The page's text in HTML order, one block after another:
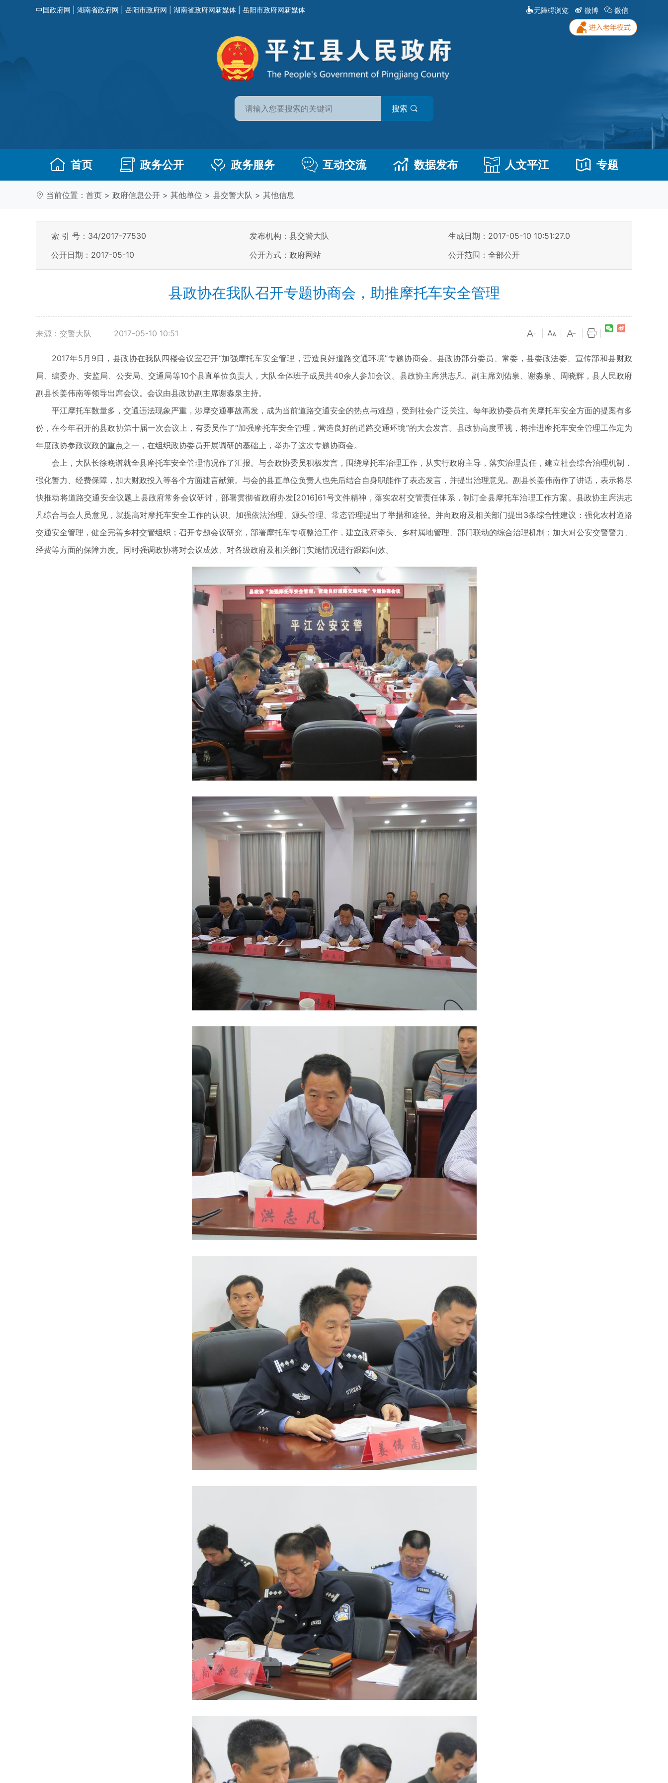
中国政府网 湖南省政府网 岳阳市政府网 湖南省政府网新媒体 岳阳市政府网新媒体 无障碍浏览 微博 微信
搜索
首页 政务公开 政务服务 互动交流 数据发布 人文平江 专题
当前位置： 首页 > 政府信息公开 > 其他单位 > 县交警大队 > 其他信息
索 引 号：34/2017-77530 发布机构：县交警大队
生成日期：2017-05-10 10:51:27.0
公开日期：2017-05-10
公开方式：政府网站 公开范围：全部公开
县政协在我队召开专题协商会，助推摩托车安全管理
来源：交警大队 2017-05-10 10:51
2017年5月9日，县政协在我队四楼会议室召开“加强摩托车安全管理，营造良好道路交通环境”专题协商会。县政协部分委员、常委，县委政法委、宣传部和县财政
局、编委办、安监局、公安局、交通局等10个县直单位负责人，大队全体班子成员共40余人参加会议。县政协主席洪志凡、副主席刘佑泉、谢淼泉、周晓辉，县人民政府
副县长姜伟南等领导出席会议。会议由县政协副主席谢淼泉主持。
平江摩托车数量多，交通违法现象严重，涉摩交通事故高发，成为当前道路交通安全的热点与难题，受到社会广泛关注。每年政协委员有关摩托车安全方面的提案有多
份，在今年召开的县政协第十届一次会议上，有委员作了“加强摩托车安全管理，营造良好的道路交通环境”的大会发言。县政协高度重视，将推进摩托车安全管理工作定为
年度政协参政议政的重点之一，在组织政协委员开展调研的基础上，举办了这次专题协商会。
会上，大队长徐晚谱就全县摩托车安全管理情况作了汇报。与会政协委员积极发言，围绕摩托车治理工作，从实行政府主导，落实治理责任，建立社会综合治理机制，
强化警力、经费保障，加大财政投入等各个方面建言献策。与会的县直单位负责人也先后结合自身职能作了表态发言，并提出治理意见。副县长姜伟南作了讲话，表示将尽
快推动将道路交通安全议题上县政府常务会议研讨，部署贯彻省政府办发[2016]61号文件精神，落实农村交管责任体系，制订全县摩托车治理工作方案。县政协主席洪志
凡综合与会人员意见，就提高对摩托车安全工作的认识、加强依法治理、源头管理、常态管理提出了举措和途径。并向政府及相关部门提出3条综合性建议：强化农村道路
交通安全管理，健全完善乡村交管组织；召开专题会议研究，部署摩托车专项整治工作，建立政府牵头、乡村属地管理、部门联动的综合治理机制；加大对公安交警警力、
经费等方面的保障力度。同时强调政协将对会议成效、对各级政府及相关部门实施情况进行跟踪问效。